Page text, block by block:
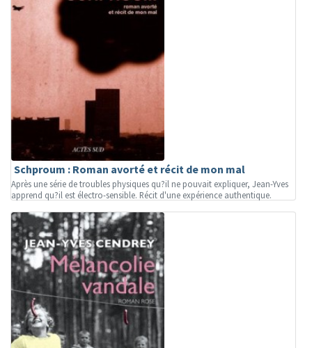
Schproum : Roman avorté et récit de mon mal
Après une série de troubles physiques qu?il ne pouvait expliquer, Jean-Yves
apprend qu?il est électro-sensible. Récit d'une expérience authentique.